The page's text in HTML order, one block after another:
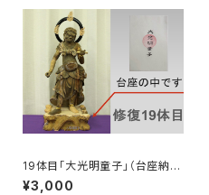
19体目「大光明童子」（台座納
入）
¥3,000